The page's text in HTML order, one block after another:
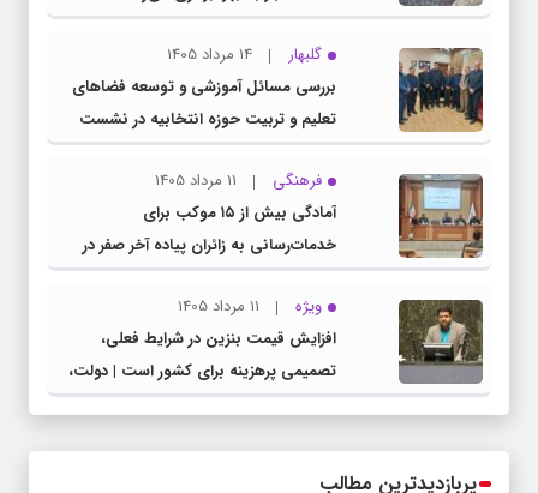
گلبهار
14 مرداد 1405
بررسی مسائل آموزشی و توسعه فضاهای
تعلیم و تربیت حوزه انتخابیه در نشست
مشترک عضو کمیسیون آموزش مجلس با
مدیرکل آموزش و پرورش خراسان رضوی
فرهنگی
11 مرداد 1405
آمادگی بیش از ۱۵ موکب برای
خدمات‌رسانی به زائران پیاده آخر صفر در
شهرستان چناران
ویژه
11 مرداد 1405
افزایش قیمت بنزین در شرایط فعلی،
تصمیمی پرهزینه برای کشور است | دولت،
قاچاق سوخت و عوامل اصلی ناترازی را
پربازدیدترین مطالب